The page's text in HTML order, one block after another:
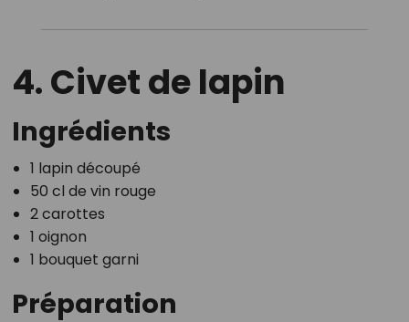
4. Civet de lapin
Ingrédients
1 lapin découpé
50 cl de vin rouge
2 carottes
1 oignon
1 bouquet garni
Préparation